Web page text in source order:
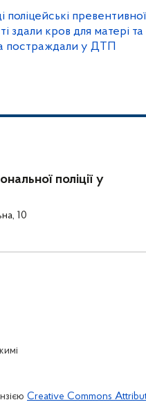
поліцейські превентивної
здали кров для матері
постраждали у ДТП
поліції у
10
Creative Commons